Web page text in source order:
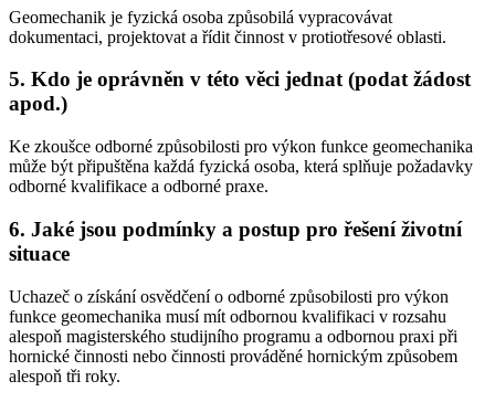
Geomechanik je fyzická osoba způsobilá vypracovávat
dokumentaci, projektovat a řídit činnost v protiotřesové oblasti.
5. Kdo je oprávněn v této věci jednat (podat žádost
apod.)
Ke zkoušce odborné způsobilosti pro výkon funkce geomechanika
může být připuštěna každá fyzická osoba, která splňuje požadavky
odborné kvalifikace a odborné praxe.
6. Jaké jsou podmínky a postup pro řešení životní
situace
Uchazeč o získání osvědčení o odborné způsobilosti pro výkon
funkce geomechanika musí mít odbornou kvalifikaci v rozsahu
alespoň magisterského studijního programu a odbornou praxi při
hornické činnosti nebo činnosti prováděné hornickým způsobem
alespoň tři roky.